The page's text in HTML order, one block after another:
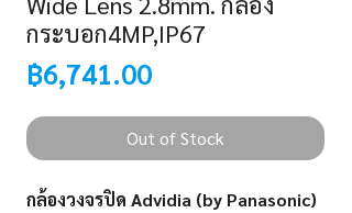
กระบอก4MP,IP67
฿6,741.00Price
Out of Stock
กล้องวงจรปิด Advidia (by Panasonic)